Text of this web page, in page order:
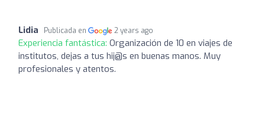
Lidia Publicada en 2 years ago
Experiencia fantástica: Organización de 10 en viajes de
institutos, dejas a tus hij@s en buenas manos. Muy
profesionales y atentos.